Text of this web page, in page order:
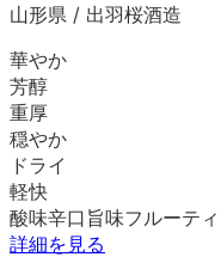
山形県 / 出羽桜酒造
華やか
芳醇
重厚
穏やか
ドライ
軽快
酸味辛口 旨味フルーティ
詳細を見る